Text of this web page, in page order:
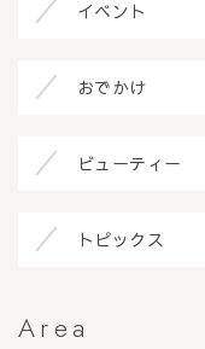
イベント
おでかけ
ビューティー
トピックス
Area